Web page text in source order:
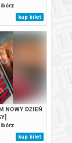
kup bilet
NOWY DZIEŃ
kup bilet